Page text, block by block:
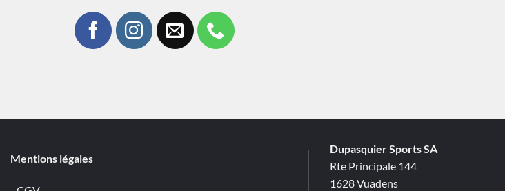
Mentions légales
Dupasquier Sports SA
Rte Principale 144
1628 Vuadens